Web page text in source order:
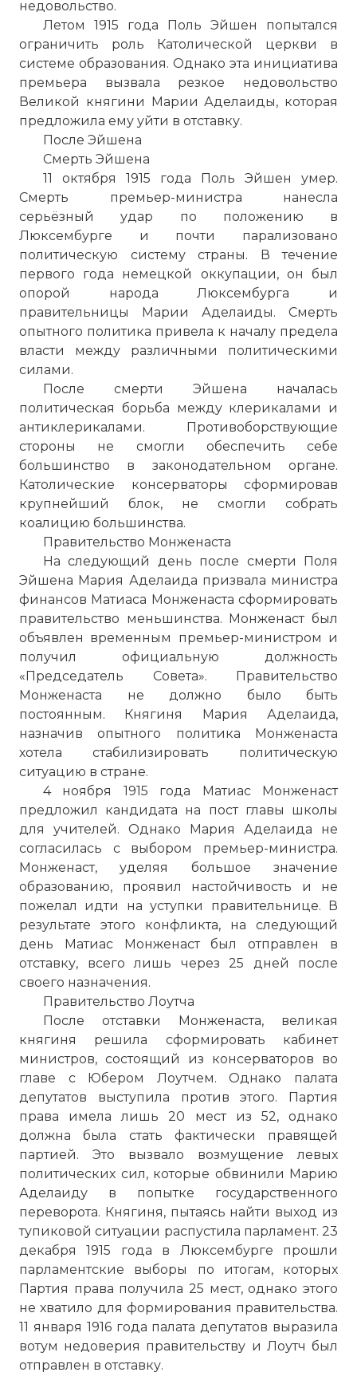
недовольство.
Летом 1915 года Поль Эйшен попытался
ограничить роль Католической церкви в
системе образования. Однако эта инициатива
премьера вызвала резкое недовольство
Великой княгини Марии Аделаиды, которая
предложила ему уйти в отставку.
После Эйшена
Смерть Эйшена
11 октября 1915 года Поль Эйшен умер.
Смерть премьер-министра нанесла
серьёзный удар по положению в
Люксембурге и почти парализовано
политическую систему страны. В течение
первого года немецкой оккупации, он был
опорой народа Люксембурга и
правительницы Марии Аделаиды. Смерть
опытного политика привела к началу предела
власти между различными политическими
силами.
После смерти Эйшена началась
политическая борьба между клерикалами и
антиклерикалами. Противоборствующие
стороны не смогли обеспечить себе
большинство в законодательном органе.
Католические консерваторы сформировав
крупнейший блок, не смогли собрать
коалицию большинства.
Правительство Монженаста
На следующий день после смерти Поля
Эйшена Мария Аделаида призвала министра
финансов Матиаса Монженаста сформировать
правительство меньшинства. Монженаст был
объявлен временным премьер-министром и
получил официальную должность
«Председатель Совета». Правительство
Монженаста не должно было быть
постоянным. Княгиня Мария Аделаида,
назначив опытного политика Монженаста
хотела стабилизировать политическую
ситуацию в стране.
4 ноября 1915 года Матиас Монженаст
предложил кандидата на пост главы школы
для учителей. Однако Мария Аделаида не
согласилась с выбором премьер-министра.
Монженаст, уделяя большое значение
образованию, проявил настойчивость и не
пожелал идти на уступки правительнице. В
результате этого конфликта, на следующий
день Матиас Монженаст был отправлен в
отставку, всего лишь через 25 дней после
своего назначения.
Правительство Лоутча
После отставки Монженаста, великая
княгиня решила сформировать кабинет
министров, состоящий из консерваторов во
главе с Юбером Лоутчем. Однако палата
депутатов выступила против этого. Партия
права имела лишь 20 мест из 52, однако
должна была стать фактически правящей
партией. Это вызвало возмущение левых
политических сил, которые обвинили Марию
Аделаиду в попытке государственного
переворота. Княгиня, пытаясь найти выход из
тупиковой ситуации распустила парламент. 23
декабря 1915 года в Люксембурге прошли
парламентские выборы по итогам, которых
Партия права получила 25 мест, однако этого
не хватило для формирования правительства.
11 января 1916 года палата депутатов выразила
вотум недоверия правительству и Лоутч был
отправлен в отставку.
Карта кампании 1914 года на Западном
фронте
Фото статьи: